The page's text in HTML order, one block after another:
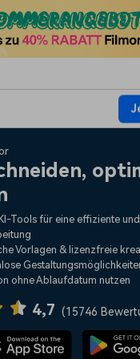
Video-
Tools für eine effiziente
Vorlagen & lizenzfreie
ohne Ablaufdatum nutzen
4,7 (15746